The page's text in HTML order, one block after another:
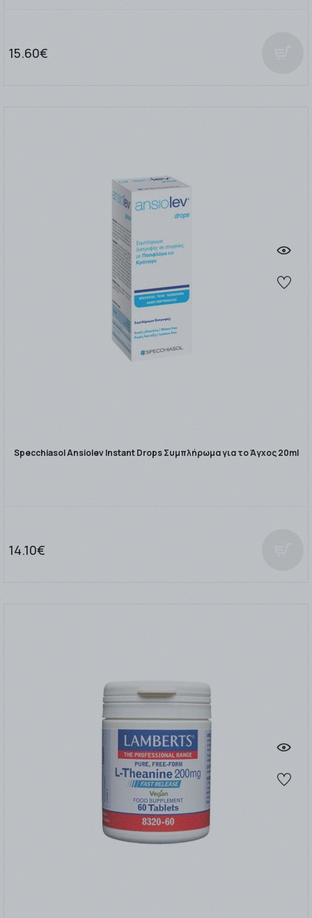
15.60€
Specchiasol Ansiolev Instant Drops Συμπλήρωμα για το Άγχος 20ml
14.10€